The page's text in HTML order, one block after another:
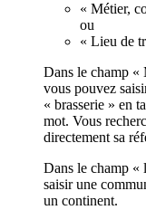
« Métier,
ou
« Lieu de
Dans le champ «
vous pouvez
« brasserie » en
mot. Vous
directement sa
Dans le champ «
saisir une
un continent.